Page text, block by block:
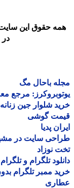
حقوق این سایت
در
باحال مگ
مرجع
شلوار جین زنانه
گوشی
پدیا
سایت در مشهد
نوزاد
تلگرام و تلگرام
ممبر تلگرام بدون